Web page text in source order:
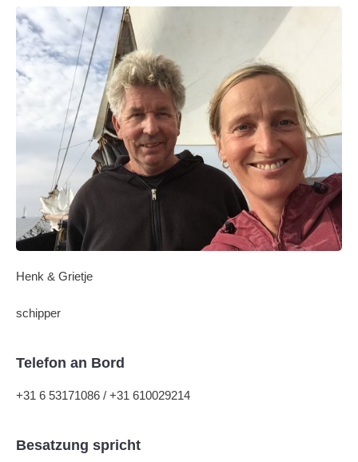
Henk & Grietje
schipper
Telefon an Bord
+31 6 53171086 / +31 610029214
Besatzung spricht